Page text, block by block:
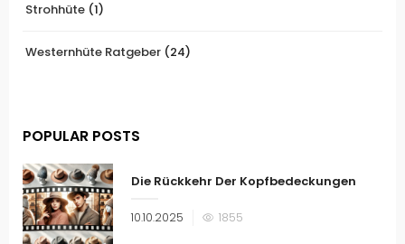
Strohhüte (1)
Westernhüte Ratgeber (24)
POPULAR POSTS
Die Rückkehr Der Kopfbedeckungen
Veröffentlicht
10.10.2025 1855